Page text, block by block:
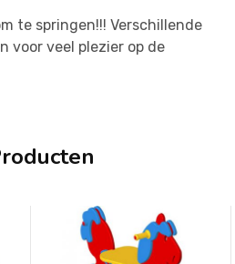
te springen!!! Verschillende
voor veel plezier op de